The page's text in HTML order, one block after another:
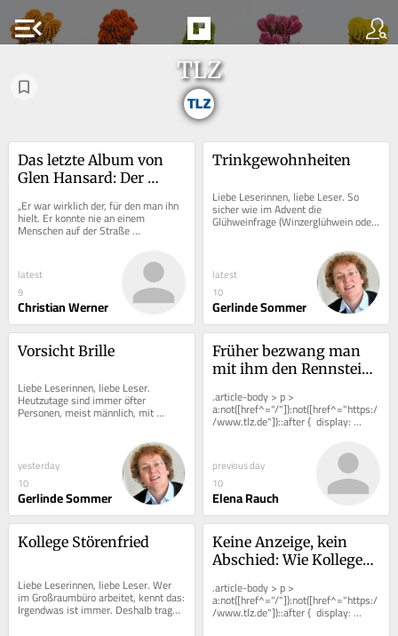
menu_open
TLZ
Das letzte Album von
Glen Hansard: Der
Lebens
„Er war wirklich der, für den man ihn
hielt. Er konnte nie an einem
Menschen auf der Straße
latest
9
Christian Werner
Trinkgewohnheiten
Liebe Leserinnen, liebe Leser. So
sicher wie im Advent die
Glühweinfrage (Winzerglühwein oder
Industrieschütte? Rot oder weiß?)
latest
10
Gerlinde Sommer
Vorsicht Brille
Liebe Leserinnen, liebe Leser.
Heutzutage sind immer öfter
Personen, meist männlich, mit
„Smart Glasses“ unterwegs. Mit
yesterday
10
Gerlinde Sommer
Früher bezwang man
mit ihm den Rennsteig:
Frauen zum Rucksack
greifen
.article-body > p >
a:not([href^="/"]):not([href^="https:/
/www.tlz.de"])::after {  display:
inline-block;  width: 0.8em;  height:...
previous day
10
Elena Rauch
Kollege Störenfried
Liebe Leserinnen, liebe Leser. Wer
im Großraumbüro arbeitet, kennt das:
Irgendwas ist immer. Deshalb tragen
nicht wenige Menschen im Büro
Keine Anzeige, kein
Abschied: Wie Kollegen
Tod erfuhren
.article-body > p >
a:not([href^="/"]):not([href^="https:/
/www.tlz.de"])::after {  display:
inline-block;  width: 0.8em;  height:...